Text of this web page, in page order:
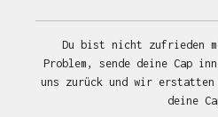
Du bist nicht zufrieden
Problem, sende deine Cap
uns zurück und wir
deine